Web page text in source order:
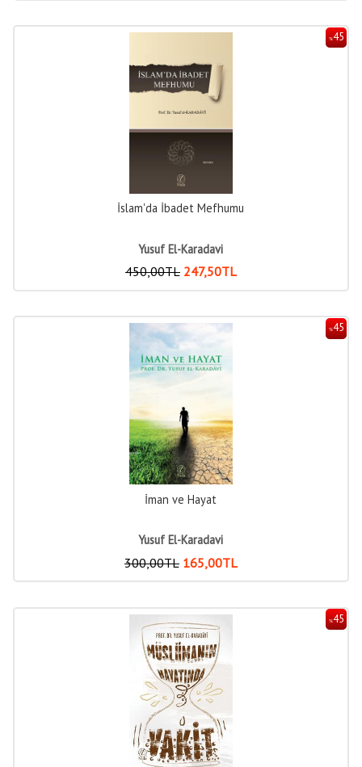
%45
İslam'da İbadet Mefhumu
Yusuf El-Karadavi
450,00TL 247,50TL
%45
İman ve Hayat
Yusuf El-Karadavi
300,00TL 165,00TL
%45